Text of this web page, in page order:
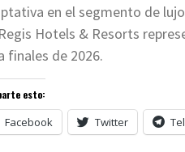
en el segmento de
Hotels & Resorts
finales de 2026.
esto:
Facebook Twitter